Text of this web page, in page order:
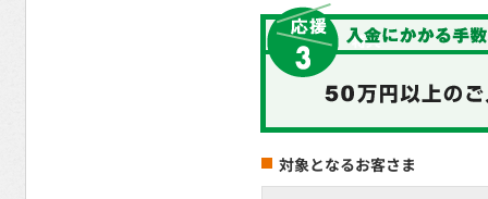
対象となるお客さま